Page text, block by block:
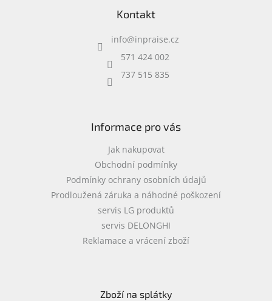
Kontakt
info@inpraise.cz
571 424 002
737 515 835
Informace pro vás
Jak nakupovat
Obchodní podmínky
Podmínky ochrany osobních údajů
Prodloužená záruka a náhodné poškození
servis LG produktů
servis DELONGHI
Reklamace a vrácení zboží
Zboží na splátky